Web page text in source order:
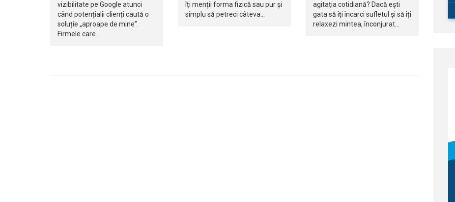
vizibilitate pe Google atunci
când potențialii clienți caută o
soluție „aproape de mine”.
Firmele care…
îți menții forma fizică sau pur și
simplu să petreci câteva…
agitația cotidiană? Dacă ești
gata să îți încarci sufletul și să îți
relaxezi mintea, înconjurat…